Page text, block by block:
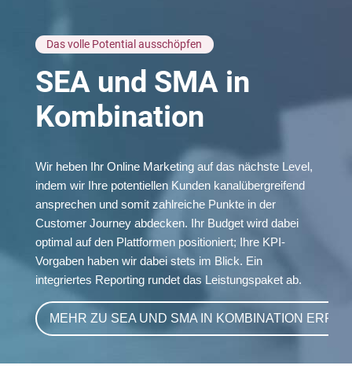
Das volle Potential ausschöpfen
SEA und SMA in
Kombination
Wir heben Ihr Online Marketing auf das nächste Level,
indem wir Ihre potentiellen Kunden kanalübergreifend
ansprechen und somit zahlreiche Punkte in der
Customer Journey abdecken. Ihr Budget wird dabei
optimal auf den Plattformen positioniert; Ihre KPI-
Vorgaben haben wir dabei stets im Blick. Ein
integriertes Reporting rundet das Leistungspaket ab.
MEHR ZU SEA UND SMA IN KOMBINATION